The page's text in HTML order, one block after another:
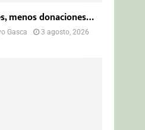
menos donaciones…
Gasca
3 agosto, 2026